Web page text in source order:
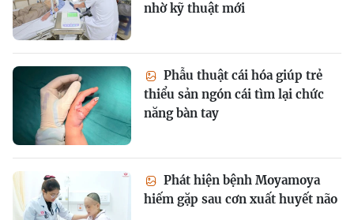
nhờ kỹ thuật mới
Phẫu thuật cái hóa giúp trẻ
thiểu sản ngón cái tìm lại chức
năng bàn tay
Phát hiện bệnh Moyamoya
hiếm gặp sau cơn xuất huyết não